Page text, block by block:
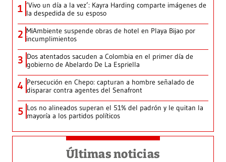
1 ‘Vivo un día a la vez’: Kayra Harding comparte imágenes de
la despedida de su esposo
2 MiAmbiente suspende obras de hotel en Playa Bijao por
incumplimientos
3 Dos atentados sacuden a Colombia en el primer día de
gobierno de Abelardo De La Espriella
4 Persecución en Chepo: capturan a hombre señalado de
disparar contra agentes del Senafront
5 Los no alineados superan el 51% del padrón y le quitan la
mayoría a los partidos políticos
Últimas noticias